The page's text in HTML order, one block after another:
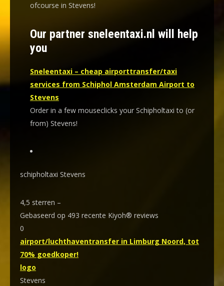
ofcourse in Stevens!
Our partner sneleentaxi.nl will help
you
Sneleentaxi – cheap airporttransfer/taxi
services from Schiphol Amsterdam Airport to
Stevens
Order in a few mouseclicks your Schipholtaxi to (or
from) Stevens!
schipholtaxi Stevens
4,5 sterren –
Gebaseerd op 493 recente Kiyoh® reviews
0
airport/luchthaventransfer in Limburg Noord, tot
70% goedkoper!
logo
Stevens